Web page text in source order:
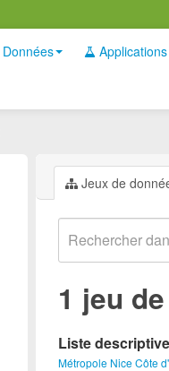
Données Applications
Jeux de
1 jeu
Liste
Métropole Nice Côte